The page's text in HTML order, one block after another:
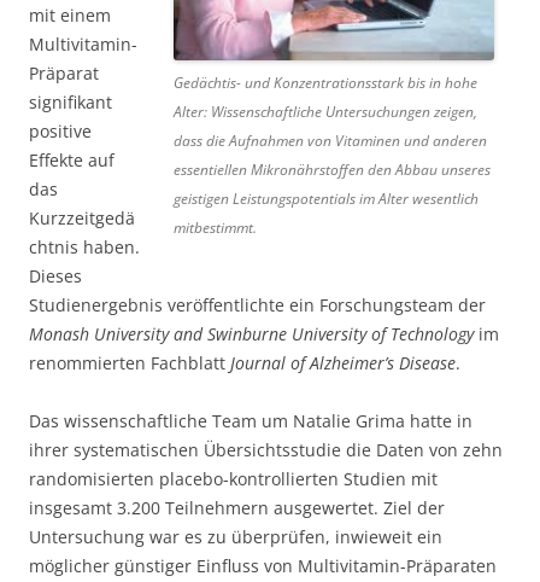
Gedächtis- und Konzentrationsstark bis in hohe
Alter: Wissenschaftliche Untersuchungen zeigen,
dass die Aufnahmen von Vitaminen und anderen
essentiellen Mikronährstoffen den Abbau unseres
geistigen Leistungspotentials im Alter wesentlich
mitbestimmt.
mit einem
Multivitamin-
Präparat
signifikant
positive
Effekte auf
das
Kurzzeitgedä
chtnis haben.
Dieses
Studienergebnis veröffentlichte ein Forschungsteam der
Monash University and Swinburne University of Technologyim
renommierten Fachblatt Journal of Alzheimer’s Disease.
Das wissenschaftliche Team um Natalie Grima hatte in
ihrer systematischen Übersichtsstudie die Daten von zehn
randomisierten placebo-kontrollierten Studien mit
insgesamt 3.200 Teilnehmern ausgewertet. Ziel der
Untersuchung war es zu überprüfen, inwieweit ein
möglicher günstiger Einfluss von Multivitamin-Präparaten